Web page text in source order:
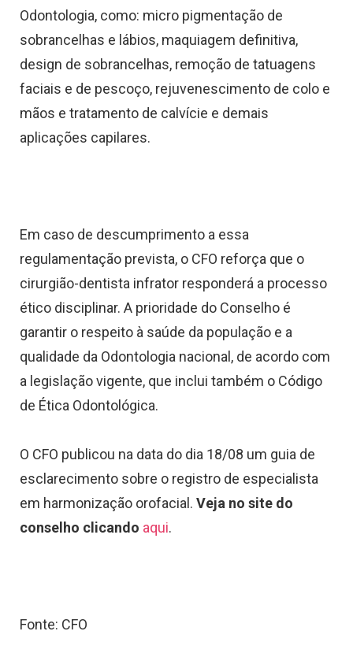
Odontologia, como: micro pigmentação de
sobrancelhas e lábios, maquiagem definitiva,
design de sobrancelhas, remoção de tatuagens
faciais e de pescoço, rejuvenescimento de colo e
mãos e tratamento de calvície e demais
aplicações capilares.
Em caso de descumprimento a essa
regulamentação prevista, o CFO reforça que o
cirurgião-dentista infrator responderá a processo
ético disciplinar. A prioridade do Conselho é
garantir o respeito à saúde da população e a
qualidade da Odontologia nacional, de acordo com
a legislação vigente, que inclui também o Código
de Ética Odontológica.
O CFO publicou na data do dia 18/08 um guia de
esclarecimento sobre o registro de especialista
em harmonização orofacial. Veja no site do
conselho clicando aqui.
Fonte: CFO